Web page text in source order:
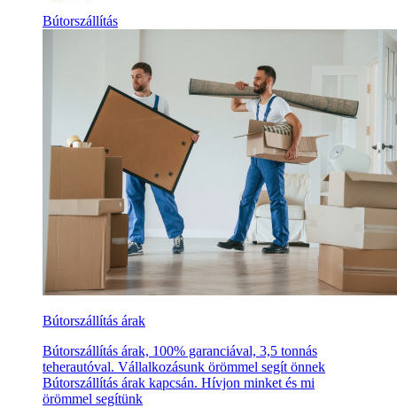
Bútorszállítás
Bútorszállítás árak
Bútorszállítás árak, 100% garanciával, 3,5 tonnás
teherautóval. Vállalkozásunk örömmel segít önnek
Bútorszállítás árak kapcsán. Hívjon minket és mi
örömmel segítünk